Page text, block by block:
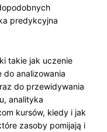
predykcyjna
takie jak uczenie
analizowania
do przewidywania
analityka
kursów, kiedy i jak
zasoby pomijają i